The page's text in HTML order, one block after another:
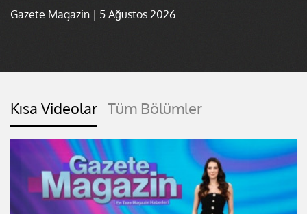
Gazete Magazin | 5 Ağustos 2026
Kısa Videolar Tüm Bölümler